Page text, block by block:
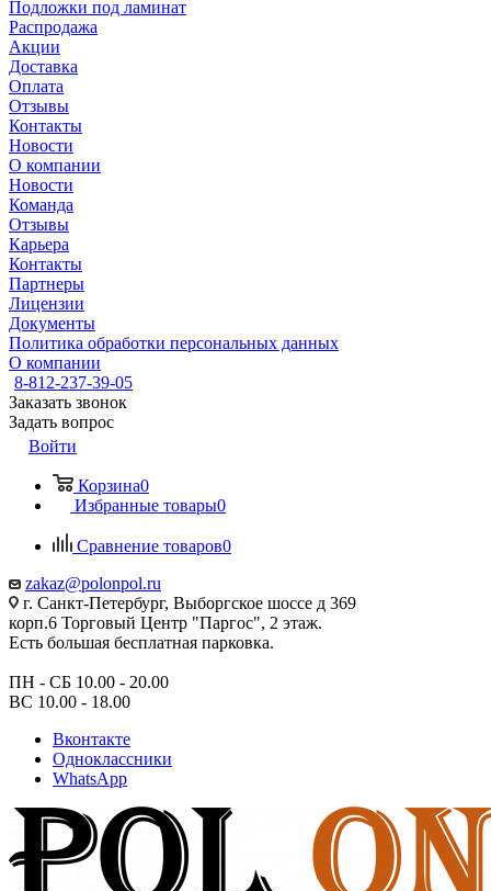
Подложки под ламинат
Распродажа
Акции
Доставка
Оплата
Отзывы
Контакты
Новости
О компании
Новости
Команда
Отзывы
Карьера
Контакты
Партнеры
Лицензии
Документы
Политика обработки персональных данных
О компании
8-812-237-39-05
Заказать звонок
Задать вопрос
Войти
Корзина0
Избранные товары0
Сравнение товаров0
zakaz@polonpol.ru
г. Санкт-Петербург, Выборгское шоссе д 369
корп.6 Торговый Центр "Паргос", 2 этаж.
Есть большая бесплатная парковка.
ПН - СБ 10.00 - 20.00
ВС 10.00 - 18.00
Вконтакте
Одноклассники
WhatsApp